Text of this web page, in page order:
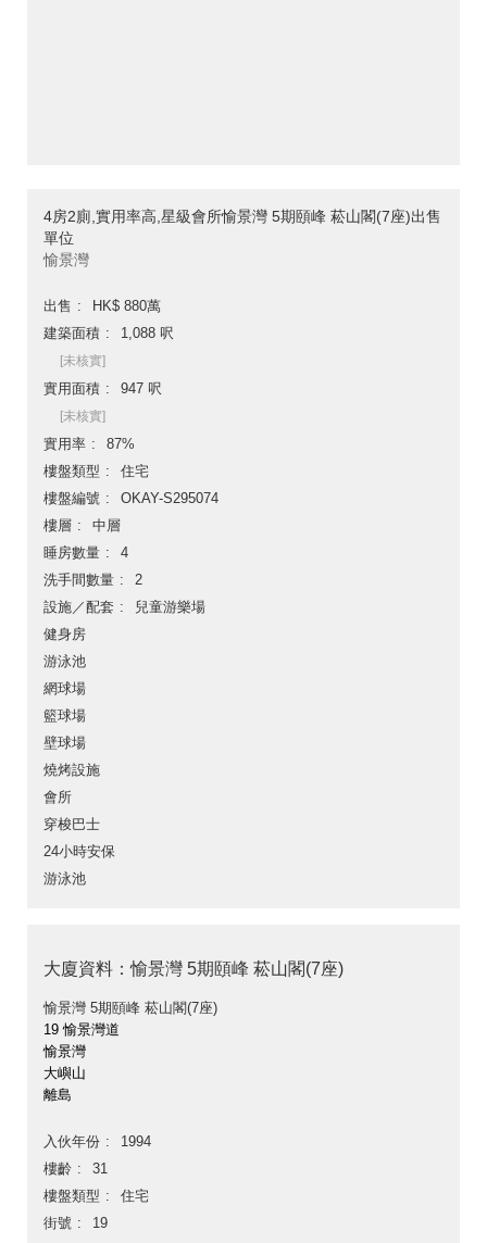
4房2廁,實用率高,星級會所愉景灣 5期頤峰 菘山閣(7座)出售
單位
愉景灣
出售
HK$ 880萬
建築面積
1,088 呎
[未核實]
實用面積 947 呎
[未核實]
實用率
87%
樓盤類型
住宅
樓盤編號
OKAY-S295074
樓層
中層
睡房數量
4
洗手間數量
2
設施／配套
兒童游樂場
健身房
游泳池
網球場
籃球場
壁球場
燒烤設施
會所
穿梭巴士
24小時安保
游泳池
大廈資料：愉景灣 5期頤峰 菘山閣(7座)
愉景灣 5期頤峰 菘山閣(7座)
19 愉景灣道
愉景灣
大嶼山
離島
入伙年份
1994
樓齡
31
樓盤類型
住宅
街號
19